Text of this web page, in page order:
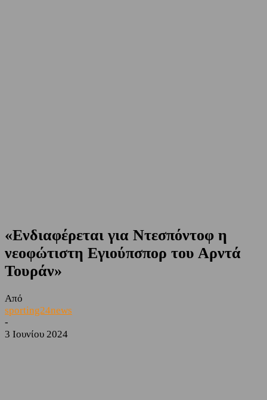
«Ενδιαφέρεται για Ντεσπόντοφ η
νεοφώτιστη Εγιούπσπορ του Αρντά
Τουράν»
Από
sporting24news
-
3 Ιουνίου 2024